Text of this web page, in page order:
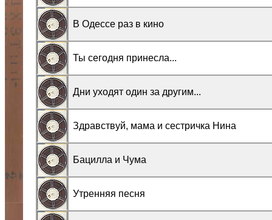
В Одессе раз в кино
Ты сегодня принесла...
Дни уходят один за другим...
Здравствуй, мама и сестричка Нина
Бацилла и Чума
Утренняя песня